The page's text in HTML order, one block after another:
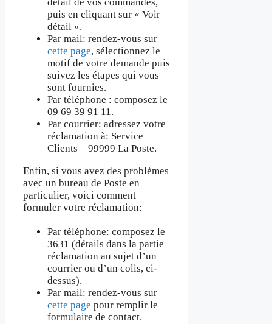
puis en cliquant sur « Voir
détail ».
Par mail: rendez-vous sur
cette page, sélectionnez le
motif de votre demande puis
suivez les étapes qui vous
sont fournies.
Par téléphone : composez le
09 69 39 91 11.
Par courrier: adressez votre
réclamation à: Service
Clients – 99999 La Poste.
Enfin, si vous avez des problèmes
avec un bureau de Poste en
particulier, voici comment
formuler votre réclamation:
Par téléphone: composez le
3631 (détails dans la partie
réclamation au sujet d’un
courrier ou d’un colis, ci-
dessus).
Par mail: rendez-vous sur
cette page pour remplir le
formulaire de contact.